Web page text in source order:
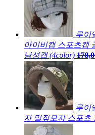
루이
아이비캡 스포츠캡
남성캡 (4color)
루이
자 밀짚모자 스포츠